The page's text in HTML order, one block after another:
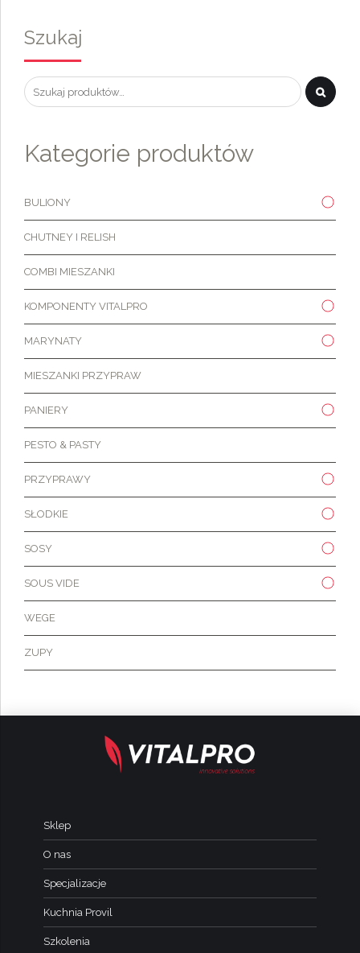
Szukaj
Kategorie produktów
BULIONY
CHUTNEY I RELISH
COMBI MIESZANKI
KOMPONENTY VITALPRO
MARYNATY
MIESZANKI PRZYPRAW
PANIERY
PESTO & PASTY
PRZYPRAWY
SŁODKIE
SOSY
SOUS VIDE
WEGE
ZUPY
Sklep
O nas
Specjalizacje
Kuchnia Provil
Szkolenia